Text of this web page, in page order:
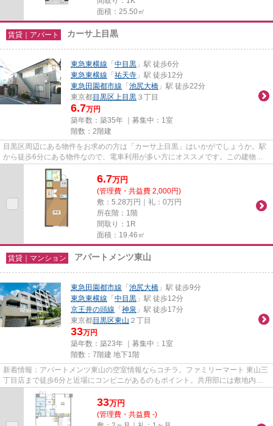
面積：25.50㎡
賃貸｜アパート カーサ上目黒
東急東横線 「中目黒 」駅 徒歩6分
東急東横線 「祐天寺 」駅 徒歩12分
東急田園都市線 「池尻大橋 」駅 徒歩22分
東京都目黒区 上目黒 ３丁目
6.7万円
築年数：築35年 ｜募集中： 1室
階数：2階建
目黒区周辺にある物件をお求めの方は「カーサ上目黒」はいかがでしょうか。駅
から徒歩6分にある物件なので、電車利用が多い方にオススメです。この建物の
敷地内にごみ置き場があります...
6.7万円
(管理費・共益費 2,000円)
敷：5.28万円｜礼：0万円
所在階：1階
間取り：1R
面積：19.46㎡
賃貸｜マンション アパートメンツ東山
東急田園都市線 「池尻大橋 」駅 徒歩9分
東急東横線 「中目黒 」駅 徒歩12分
京王井の頭線 「神泉 」駅 徒歩17分
東京都目黒区東山 ２丁目
33万円
築年数：築23年 ｜募集中： 1室
階数：7階建 地下1階
新着情報：アパートメンツ東山の空室情報ならコチラ。ファミリーマート 東山三
丁目店まで徒歩6分と近場にコンビニがあるのもポイント。共用部には敷地内ご
み置き場・エレベータなど様...
33万円
(管理費・共益費 -)